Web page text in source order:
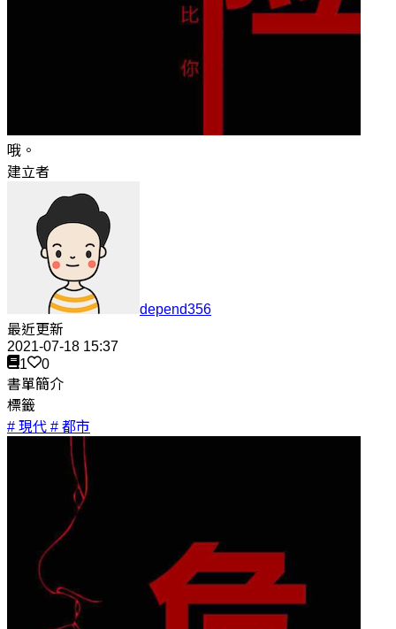
哦。
建立者
depend356
最近更新
2021-07-18 15:37
1
0
書單簡介
標籤
# 現代 # 都市